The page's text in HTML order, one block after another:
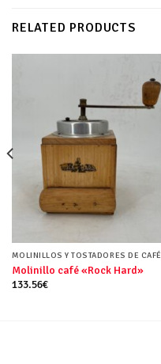
RELATED PRODUCTS
MOLINILLOS Y TOSTADORES DE CAFÉ
Molinillo café «Rock Hard»
133.56€